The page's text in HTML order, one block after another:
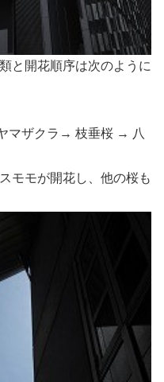
と開花順序は次のように
マザクラ→ 枝垂桜 → 八
モモが開花し、他の桜も